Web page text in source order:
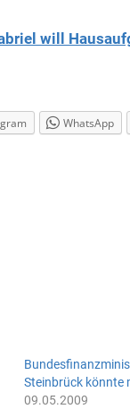
will
WhatsApp
Steinbrück könnte
09.05.2009